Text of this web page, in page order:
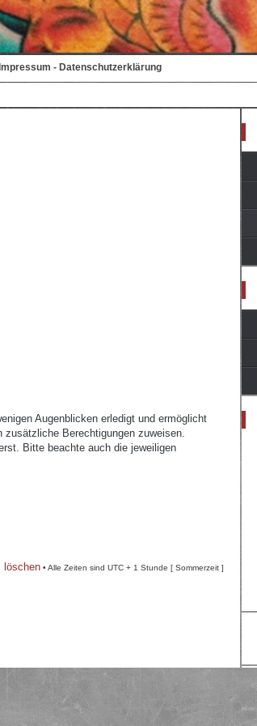
Impressum - Datenschutzerklärung
Augenblicken erledigt und ermöglicht
Berechtigungen zuweisen.
Bitte beachte auch die jeweiligen
löschen • Alle Zeiten sind UTC + 1 Stunde [ Sommerzeit ]